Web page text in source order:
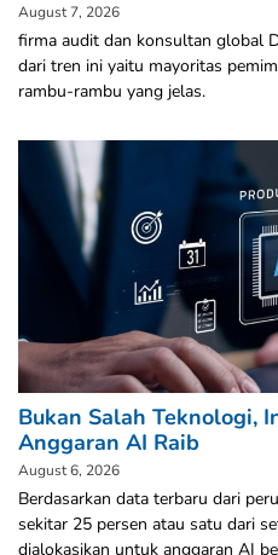
August 7, 2026
firma audit dan konsultan global
dari tren ini yaitu mayoritas
rambu-rambu yang jelas.
Bukan Salah Teknologi,
Anggaran AI Raib
August 6, 2026
Berdasarkan data terbaru dari
sekitar 25 persen atau satu dari
dialokasikan untuk anggaran AI